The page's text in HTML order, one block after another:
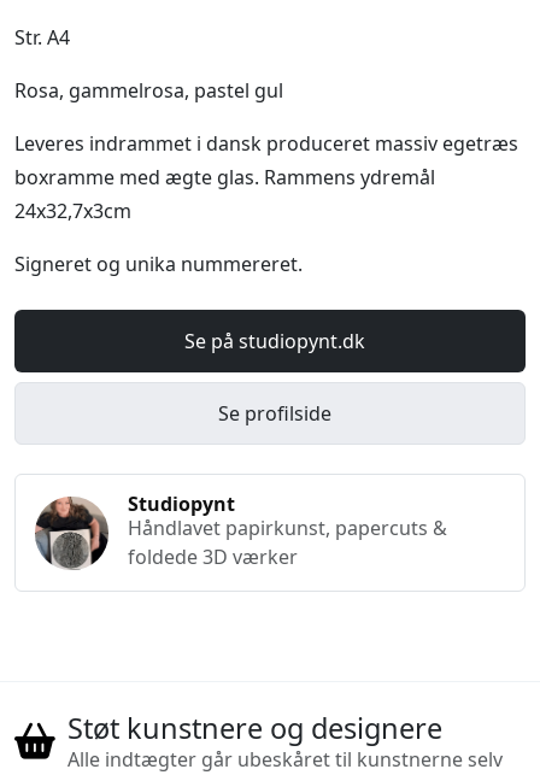
Str. A4
Rosa, gammelrosa, pastel gul
Leveres indrammet i dansk produceret massiv egetræs
boxramme med ægte glas. Rammens ydremål
24x32,7x3cm
Signeret og unika nummereret.
Se på studiopynt.dk
Se profilside
Studiopynt
Håndlavet papirkunst, papercuts &
foldede 3D værker
Støt kunstnere og designere
Alle indtægter går ubeskåret til kunstnerne selv